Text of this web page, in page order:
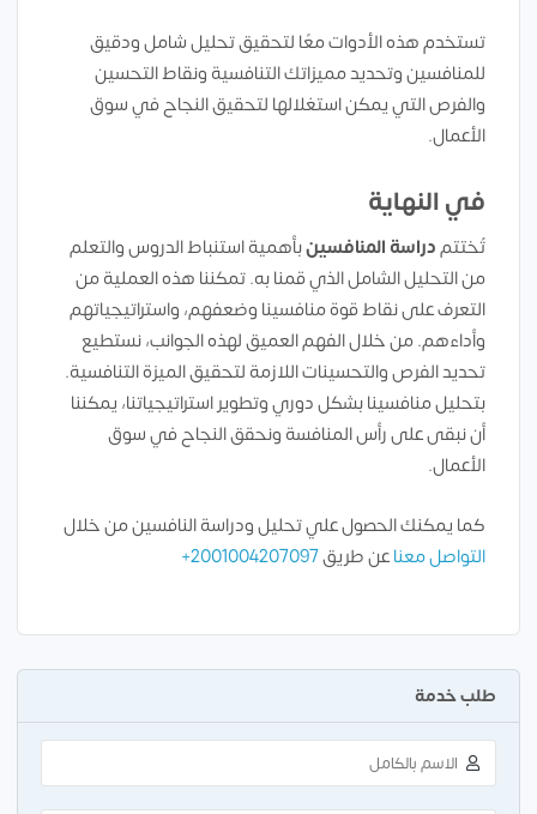
تستخدم هذه الأدوات معًا لتحقيق تحليل شامل ودقيق
للمنافسين وتحديد مميزاتك التنافسية ونقاط التحسين
والفرص التي يمكن استغلالها لتحقيق النجاح في سوق
الأعمال.
في النهاية
تُختتمدراسة المنافسينبأهمية استنباط الدروس والتعلم
من التحليل الشامل الذي قمنا به. تمكننا هذه العملية من
التعرف على نقاط قوة منافسينا وضعفهم، واستراتيجياتهم
وأداءهم. من خلال الفهم العميق لهذه الجوانب، نستطيع
تحديد الفرص والتحسينات اللازمة لتحقيق الميزة التنافسية.
بتحليل منافسينا بشكل دوري وتطوير استراتيجياتنا، يمكننا
أن نبقى على رأس المنافسة ونحقق النجاح في سوق
الأعمال.
كما يمكنك الحصول علي تحليل ودراسة النافسين من خلال
التواصل معناعن طريق2001004207097+
طلب خدمة